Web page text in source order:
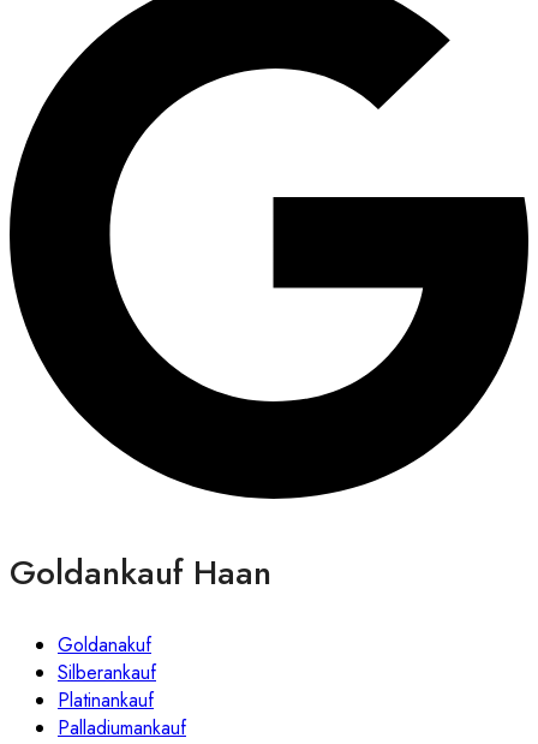
Goldankauf Haan
Goldanakuf
Silberankauf
Platinankauf
Palladiumankauf